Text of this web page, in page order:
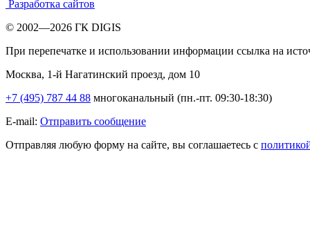
Разработка сайтов
© 2002—2026 ГК DIGIS
При перепечатке и использовании информации ссылка на
Москва, 1-й Нагатинский проезд, дом 10
+7 (495) 787 44 88 многоканальный (пн.-пт. 09:30-18:30)
E-mail: Отправить сообщение
Отправляя любую форму на сайте, вы соглашаетесь с